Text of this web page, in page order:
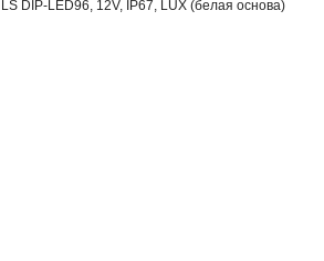
DIP-LED96, 12V, IP67, LUX (белая основа)